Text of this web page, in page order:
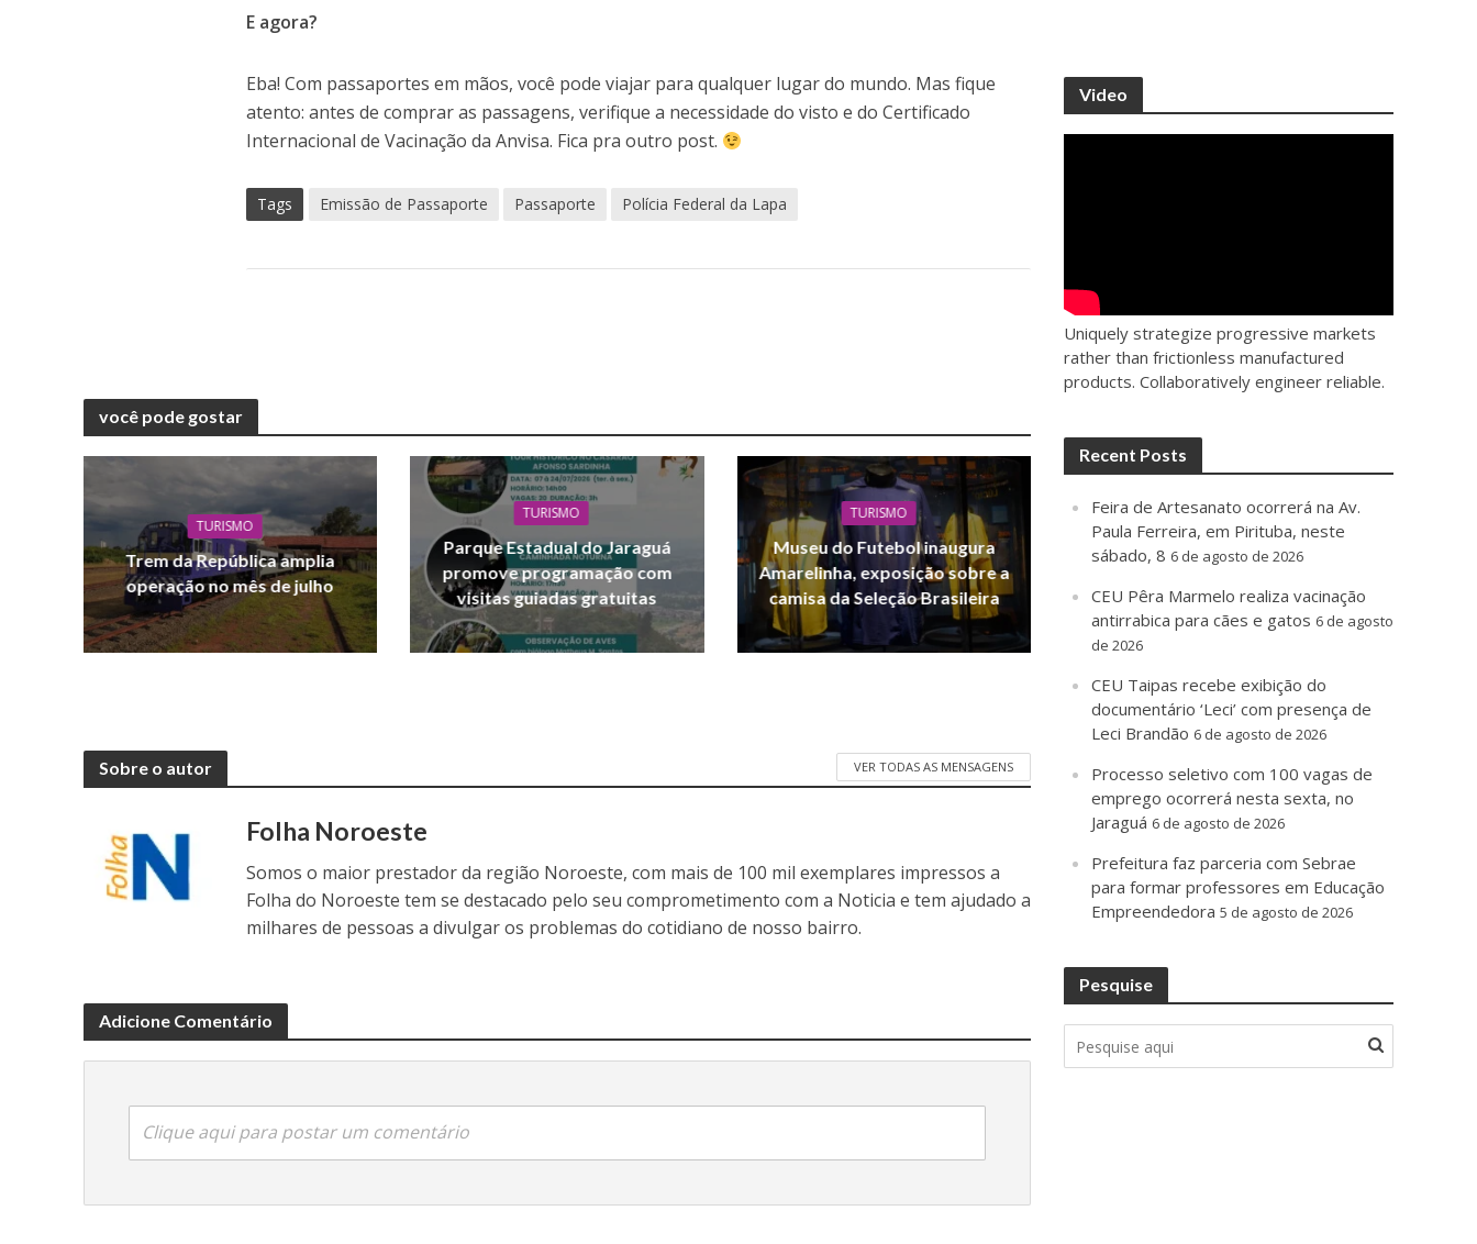
E agora?
Eba! Com passaportes em mãos, você pode viajar para qualquer lugar do mundo. Mas fique
atento: antes de comprar as passagens, verifique a necessidade do visto e do Certificado
Internacional de Vacinação da Anvisa. Fica pra outro post.
Tags Emissão de Passaporte Passaporte Polícia Federal da Lapa
você pode gostar
TURISMO
Trem da República amplia
operação no mês de julho
TURISMO
Parque Estadual do Jaraguá
promove programação com
visitas guiadas gratuitas
TURISMO
Museu do Futebol inaugura
Amarelinha, exposição sobre a
camisa da Seleção Brasileira
Sobre o autor VER TODAS AS MENSAGENS
Folha Noroeste
Somos o maior prestador da região Noroeste, com mais de 100 mil exemplares impressos a
Folha do Noroeste tem se destacado pelo seu comprometimento com a Noticia e tem ajudado a
milhares de pessoas a divulgar os problemas do cotidiano de nosso bairro.
Adicione Comentário
Clique aqui para postar um comentário
Video
Uniquely strategize progressive markets
rather than frictionless manufactured
products. Collaboratively engineer reliable.
Recent Posts
Feira de Artesanato ocorrerá na Av.
Paula Ferreira, em Pirituba, neste
sábado, 8 6 de agosto de 2026
CEU Pêra Marmelo realiza vacinação
antirrabica para cães e gatos 6 de agosto
de 2026
CEU Taipas recebe exibição do
documentário ‘Leci’ com presença de
Leci Brandão 6 de agosto de 2026
Processo seletivo com 100 vagas de
emprego ocorrerá nesta sexta, no
Jaraguá 6 de agosto de 2026
Prefeitura faz parceria com Sebrae
para formar professores em Educação
Empreendedora 5 de agosto de 2026
Pesquise